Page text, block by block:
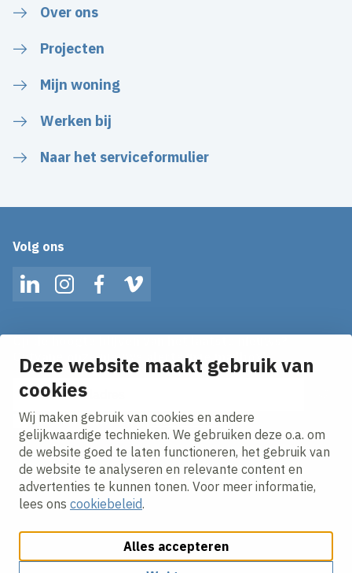
Deze website maakt gebruik van
cookies
Wij maken gebruik van cookies en andere
gelijkwaardige technieken. We gebruiken deze o.a. om
de website goed te laten functioneren, het gebruik van
de website te analyseren en relevante content en
advertenties te kunnen tonen. Voor meer informatie,
lees ons cookiebeleid.
Alles accepteren
Over ons
Projecten
Mijn woning
Werken bij
Naar het serviceformulier
Volg ons
LinkedInInstagramFacebookVimeo
Ontvang onze nieuws alerts in je mailbox!
E-mailadres
Ik ga akkoord met hetprivacy statement.
Cookies aanpassenCookie beleidPrivacy policy
Algemene inkoopvoorwaarden